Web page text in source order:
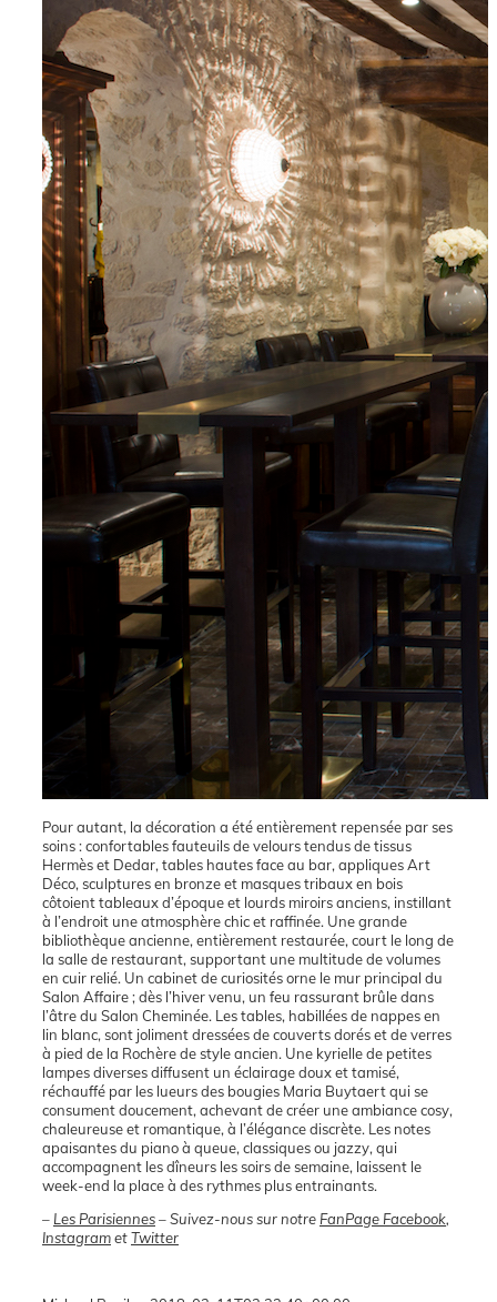
Pour autant, la décoration a été entièrement repensée par ses
soins : confortables fauteuils de velours tendus de tissus
Hermès et Dedar, tables hautes face au bar, appliques Art
Déco, sculptures en bronze et masques tribaux en bois
côtoient tableaux d’époque et lourds miroirs anciens, instillant
à l’endroit une atmosphère chic et raffinée. Une grande
bibliothèque ancienne, entièrement restaurée, court le long de
la salle de restaurant, supportant une multitude de volumes
en cuir relié. Un cabinet de curiosités orne le mur principal du
Salon Affaire ; dès l’hiver venu, un feu rassurant brûle dans
l’âtre du Salon Cheminée. Les tables, habillées de nappes en
lin blanc, sont joliment dressées de couverts dorés et de verres
à pied de la Rochère de style ancien. Une kyrielle de petites
lampes diverses diffusent un éclairage doux et tamisé,
réchauffé par les lueurs des bougies Maria Buytaert qui se
consument doucement, achevant de créer une ambiance cosy,
chaleureuse et romantique, à l’élégance discrète. Les notes
apaisantes du piano à queue, classiques ou jazzy, qui
accompagnent les dîneurs les soirs de semaine, laissent le
week-end la place à des rythmes plus entrainants.
– Les Parisiennes– Suivez-nous sur notre FanPage Facebook,
InstagrametTwitter